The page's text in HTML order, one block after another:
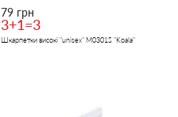
79 грн
3+1=3
Шкарпетки високі "unisex" M0301S "Koala"